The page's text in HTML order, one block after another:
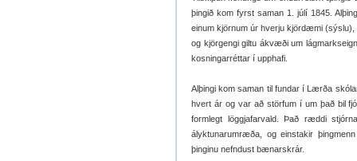
þingið kom fyrst saman 1. júlí 1845.
einum kjörnum úr hverju kjördæmi
og kjörgengi giltu ákvæði um
kosningarréttar í upphafi.
Alþingi kom saman til fundar í Lærða
hvert ár og var að störfum í um það bil
formlegt löggjafarvald. Það ræddi
ályktunarumræða, og einstakir
þinginu nefndust bænarskrár.